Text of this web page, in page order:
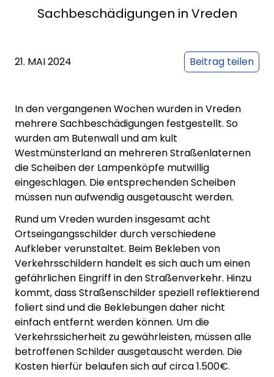
Sachbeschädigungen in Vreden
21. MAI 2024 Beitrag teilen
In den vergangenen Wochen wurden in Vreden
mehrere Sachbeschädigungen festgestellt. So
wurden am Butenwall und am kult
Westmünsterland an mehreren Straßenlaternen
die Scheiben der Lampenköpfe mutwillig
eingeschlagen. Die entsprechenden Scheiben
müssen nun aufwendig ausgetauscht werden.
Rund um Vreden wurden insgesamt acht
Ortseingangsschilder durch verschiedene
Aufkleber verunstaltet. Beim Bekleben von
Verkehrsschildern handelt es sich auch um einen
gefährlichen Eingriff in den Straßenverkehr. Hinzu
kommt, dass Straßenschilder speziell reflektierend
foliert sind und die Beklebungen daher nicht
einfach entfernt werden können. Um die
Verkehrssicherheit zu gewährleisten, müssen alle
betroffenen Schilder ausgetauscht werden. Die
Kosten hierfür belaufen sich auf circa 1.500€.